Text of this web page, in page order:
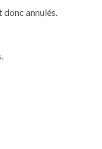
annulés.